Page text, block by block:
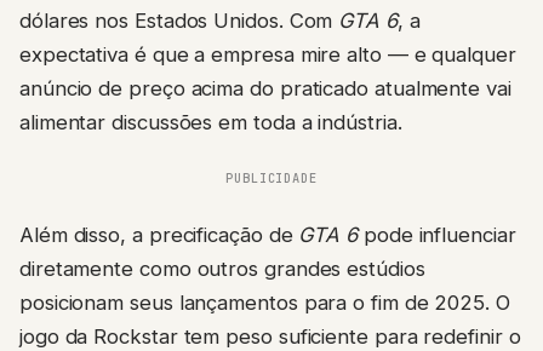
dólares nos Estados Unidos. Com GTA 6, a
expectativa é que a empresa mire alto — e qualquer
anúncio de preço acima do praticado atualmente vai
alimentar discussões em toda a indústria.
PUBLICIDADE
Além disso, a precificação de GTA 6pode influenciar
diretamente como outros grandes estúdios
posicionam seus lançamentos para o fim de 2025. O
jogo da Rockstar tem peso suficiente para redefinir o